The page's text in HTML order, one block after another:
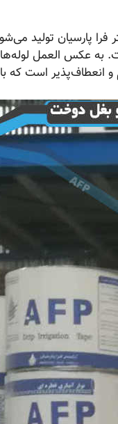
فرا پارسیان تولید
ساخته شده است و به طور متداول هر کلاف آن شامل 1000
انعطاف‌پذیر است که